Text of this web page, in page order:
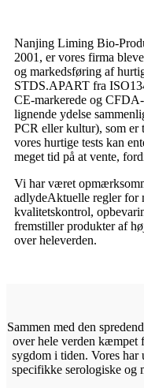
Nanjing Liming Bio-
2001, er vores firma
og markedsføring af
STDS.APART fra
CE-markerede og
lignende ydelse
PCR eller kultur), som
vores hurtige tests kan
meget tid på at vente,
Vi har været
adlydeAktuelle regler for
kvalitetskontrol,
fremstiller produkter af
over heleverden.
Sammen med den
over hele verden kæmpet
sygdom i tiden. Vores
specifikke serologiske og